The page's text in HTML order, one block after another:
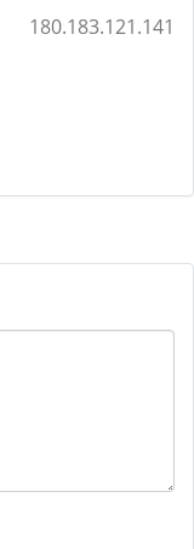
180.183.121.141